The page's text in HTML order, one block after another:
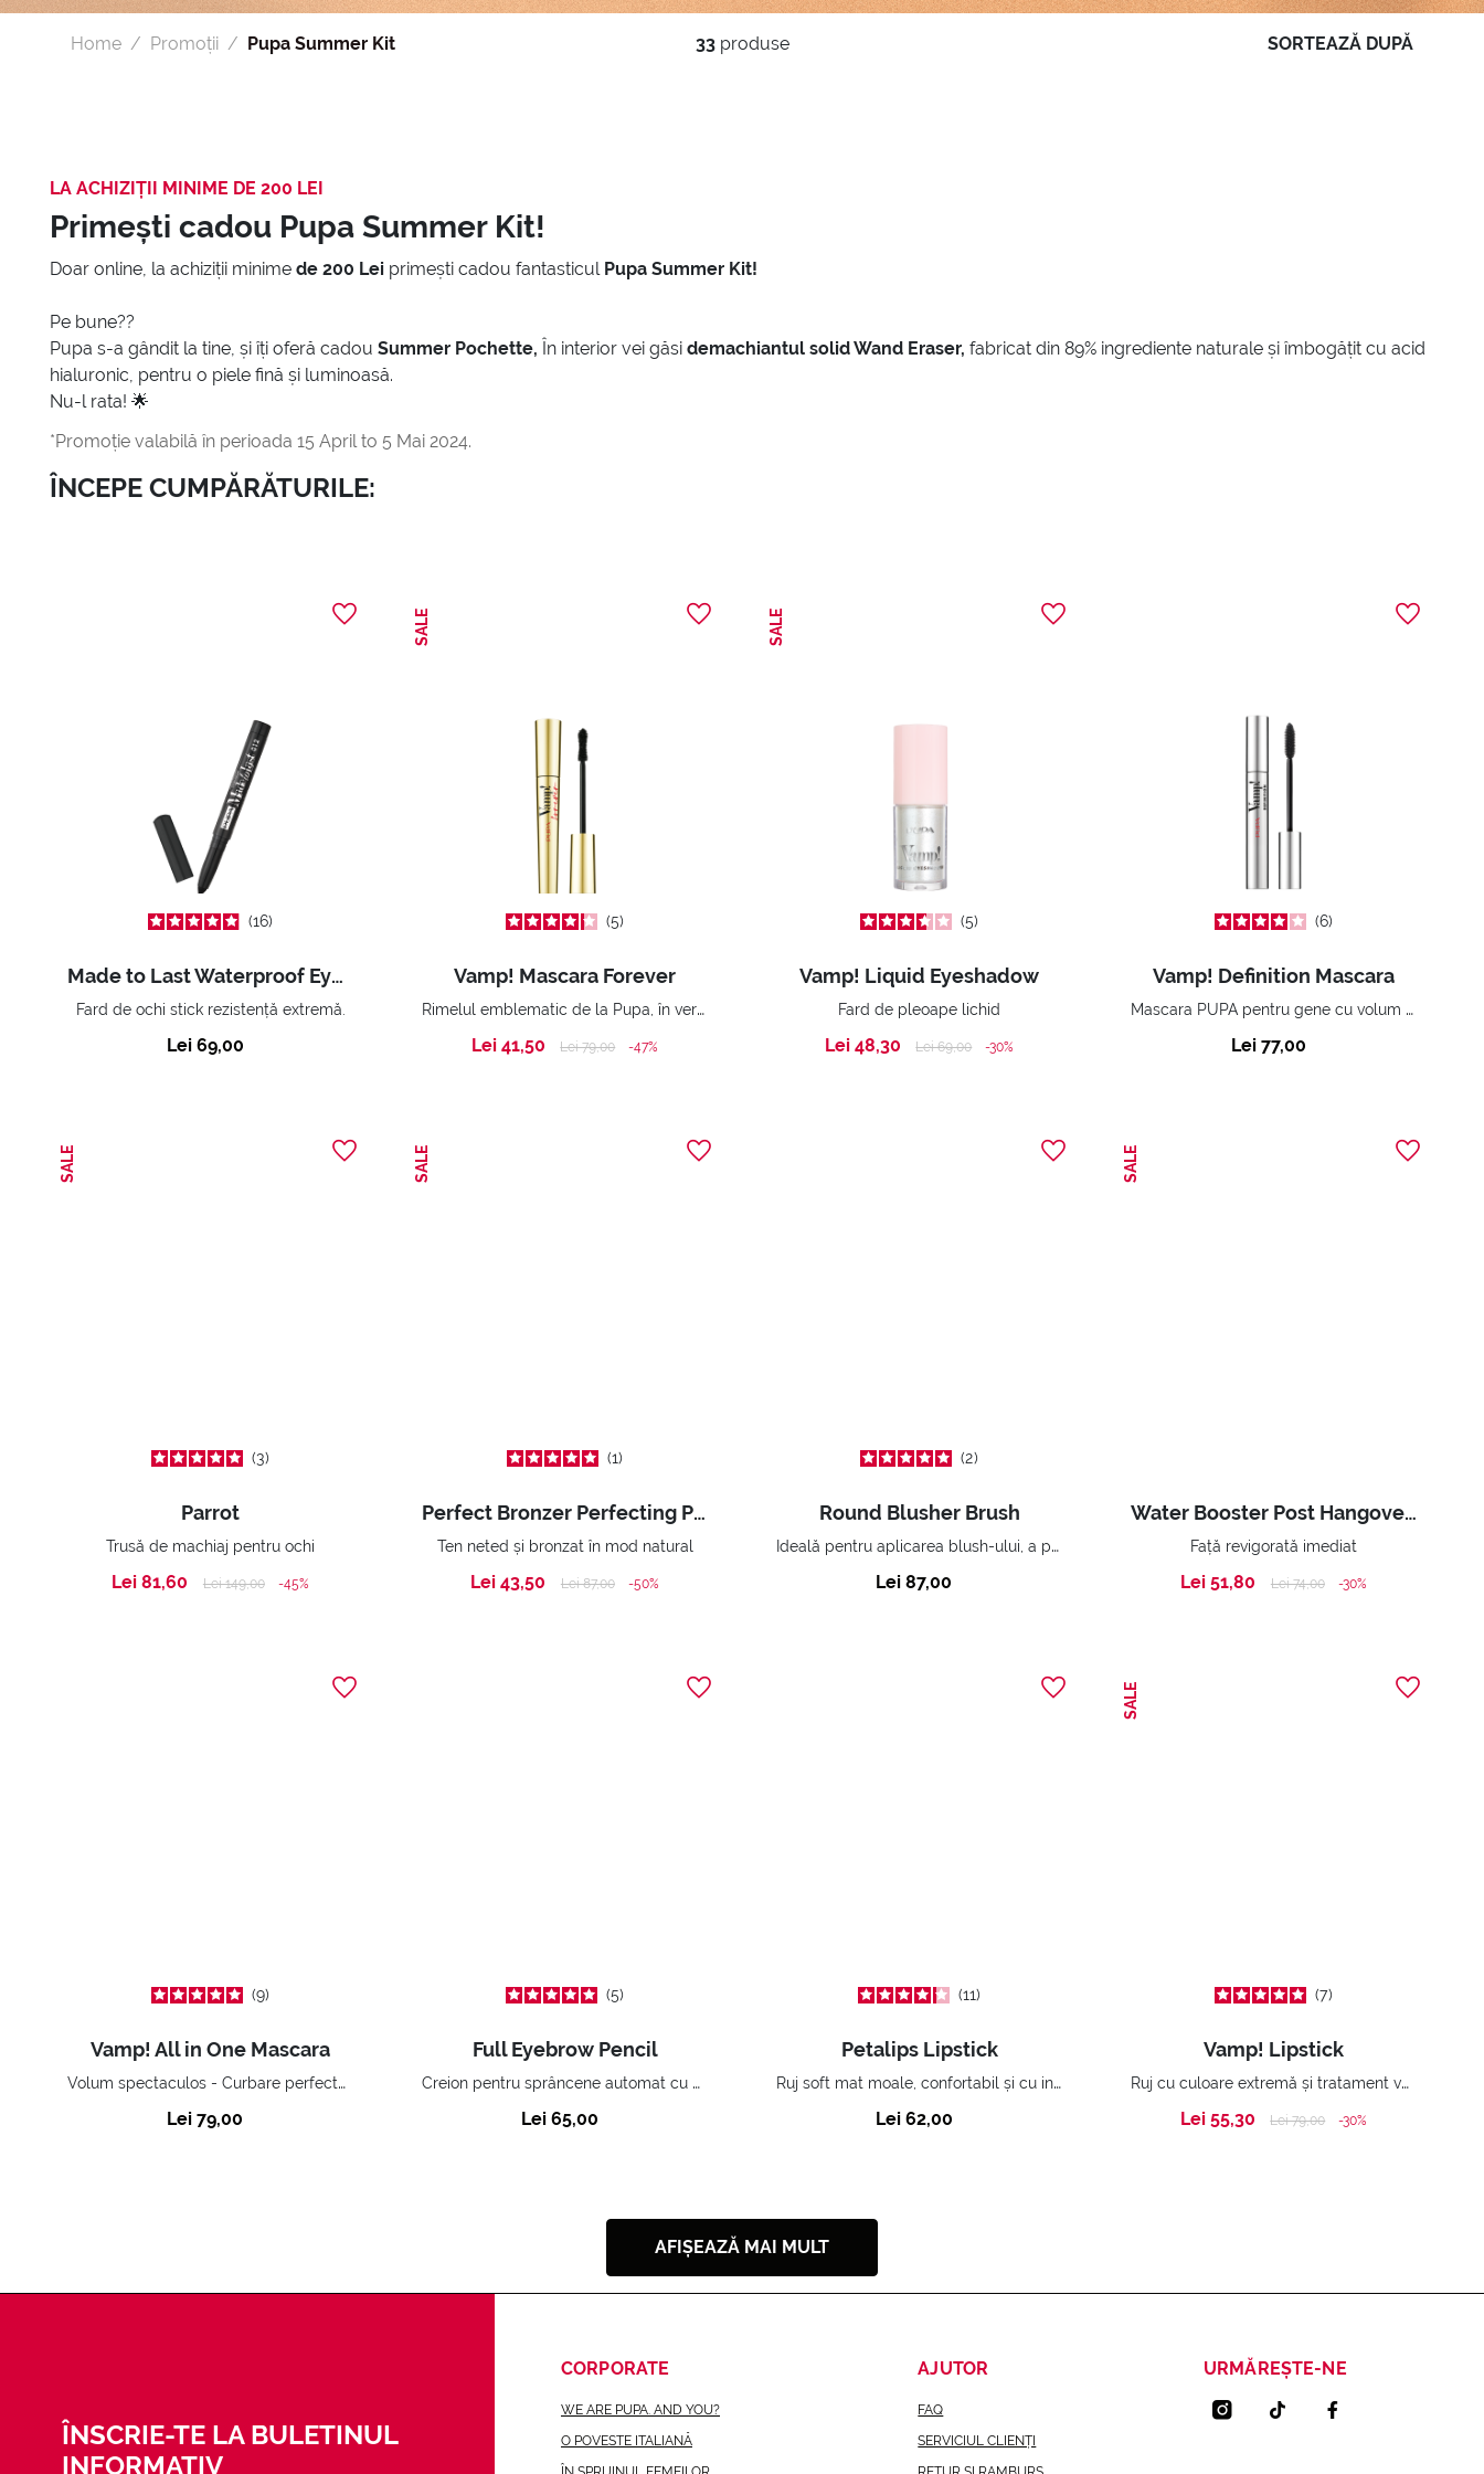
Home Promoții Pupa Summer Kit 33produse SORTEAZĂ DUPĂ
LA ACHIZIȚII MINIME DE 200 LEI
Primești cadou Pupa Summer Kit!
Doar online, la achiziții minime de 200 Lei primești cadou fantasticulPupa Summer Kit!
Pe bune??
Pupa s-a gândit la tine, și îți oferă cadou Summer Pochette, În interior vei găsi demachiantul solid Wand Eraser, fabricat din 89% ingrediente naturale și îmbogățit cu acid
hialuronic, pentru o piele fină și luminoasă.
Nu-l rata! 🌟
*Promoție valabilă în perioada 15 April to 5 Mai 2024.
ÎNCEPE CUMPĂRĂTURILE:
16
Made to Last Waterproof Eyeshadow
Fard de ochi stick rezistență extremă.
Lei 69,00
SALE
5
Vamp! Mascara Forever
Rimelul emblematic de la Pupa, în versiunea Forever. Volum Fără Limite. Rezistență Imbatabilă. Gene perfecte, întotdeauna.
Lei 41,50
Price reduced from
Lei 79,00to -47%
SALE
5
Vamp! Liquid Eyeshadow
Fard de pleoape lichid
Lei 48,30 Price reduced from
Lei 69,00to -30%
6
Vamp! Definition Mascara
Mascara PUPA pentru gene cu volum extraordinar, separate și definite.
Lei 77,00
SALE
3
Parrot
Trusă de machiaj pentru ochi
Lei 81,60 Price reduced from
Lei 149,00to -45%
SALE
1
Perfect Bronzer Perfecting Powder
Ten neted și bronzat în mod natural
Lei 43,50 Price reduced from
Lei 87,00to -50%
2
Round Blusher Brush
Ideală pentru aplicarea blush-ului, a pudrelor pulbere iluminatoare, a pudrelor normale și a fondurilor de ten pulbere.
Lei 87,00
SALE
Water Booster Post Hangover Stick
Față revigorată imediat
Lei 51,80 Price reduced from
Lei 74,00to -30%
9
Vamp! All in One Mascara
Volum spectaculos - Curbare perfectă - Lungime inimitabilă. Cu tratament fortifiant.
Lei 79,00
5
Full Eyebrow Pencil
Creion pentru sprâncene automat cu efect de umplere instantaneu.
Lei 65,00
11
Petalips Lipstick
Ruj soft mat moale, confortabil și cu intensitate flexibilă.
Lei 62,00
SALE
7
Vamp! Lipstick
Ruj cu culoare extremă și tratament volumizant.
Lei 55,30
Price reduced from
Lei 79,00to -30%
AFIȘEAZĂ MAI MULT
ÎNSCRIE-TE LA BULETINUL
INFORMATIV
CORPORATE
WE ARE PUPA. AND YOU?
O POVESTE ITALIANĂ
AJUTOR
FAQ
SERVICIUL CLIENȚI
URMĂREȘTE-NE